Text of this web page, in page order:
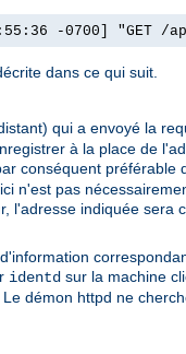
-0700] "GET /
dans ce qui suit.
qui a envoyé la
à la place de
conséquent
n'est pas
l'adresse indiquée
identd sur la machine
démon httpd ne